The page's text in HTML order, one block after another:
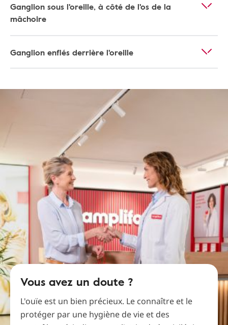
Ganglion sous l'oreille, à côté de l'os de la
mâchoire
Ganglion enflés derrière l'oreille
Vous avez un doute ?
L'ouïe est un bien précieux. Le connaître et le
protéger par une hygiène de vie et des